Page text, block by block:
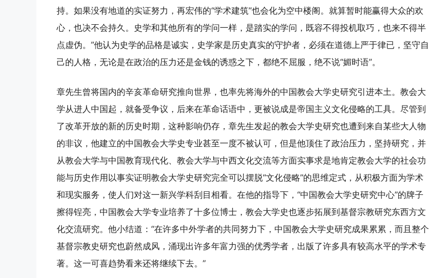
持。如果没有地道的实证努力，再宏伟的“学术建筑”也会化为空中楼阁。就算暂时能赢得大众的欢
心，也决不会持久。史学和其他所有的学问一样，是踏实的学问，既容不得投机取巧，也来不得半
点虚伪。”他认为史学的品格是诚实，史学家是历史真实的守护者，必须在道德上严于律已，坚守自
己的人格，无论是在政治的压力还是金钱的诱惑之下，都绝不屈服，绝不说“媚时语”。
章先生曾将国内的辛亥革命研究推向世界，也率先将海外的中国教会大学史研究引进本土。教会大
学从进人中国起，就备受争议，后来在革命话语中，更被说成是帝国主义文化侵略的工具。尽管到
了改革开放的新的历史时期，这种影响仍存，章先生发起的教会大学史研究也遭到来自某些大人物
的非议，他建立的中国教会大学史专业甚至一度不被认可，但是他顶住了政治压力，坚持研究，并
从教会大学与中国教育现代化、教会大学与中西文化交流等方面实事求是地肯定教会大学的社会功
能与历史作用以事实证明教会大学史研究完全可以摆脱“文化侵略”的思维定式，从积极方面为学术
和现实服务，使人们对这一新兴学科刮目相看。在他的指导下，“中国教会大学史研究中心”的牌子
擦得锃亮，中国教会大学专业培养了十多位博士，教会大学史也逐步拓展到基督宗教研究东西方文
化交流研究。他小结道：“在许多中外学者的共同努力下，中国教会大学史研究成果累累，而且整个
基督宗教史研究也蔚然成风，涌现出许多年富力强的优秀学者，出版了许多具有较高水平的学术专
著。这一可喜趋势看来还将继续下去。”